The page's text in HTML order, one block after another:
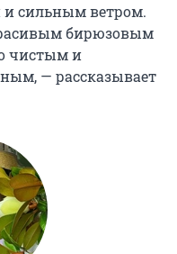
сильным ветром.
бирюзовым
чистым и
— рассказывает